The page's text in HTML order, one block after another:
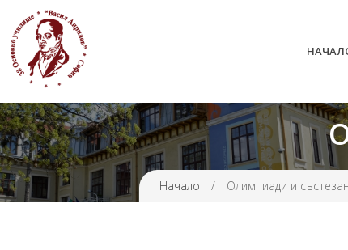
Начало / Олимпиади и